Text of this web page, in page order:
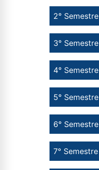
7° Semestre
6° Semestre
5° Semestre
4° Semestre
3° Semestre
2° Semestre